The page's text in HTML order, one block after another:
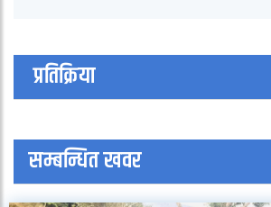
प्रतिक्रिया
सम्बन्धित खवर